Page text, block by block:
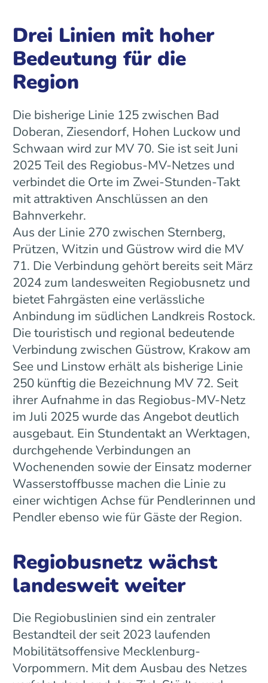
Drei Linien mit hoher
Bedeutung für die
Region
Die bisherige Linie 125 zwischen Bad
Doberan, Ziesendorf, Hohen Luckow und
Schwaan wird zur MV 70. Sie ist seit Juni
2025 Teil des Regiobus-MV-Netzes und
verbindet die Orte im Zwei-Stunden-Takt
mit attraktiven Anschlüssen an den
Bahnverkehr.
Aus der Linie 270 zwischen Sternberg,
Prützen, Witzin und Güstrow wird die MV
71. Die Verbindung gehört bereits seit März
2024 zum landesweiten Regiobusnetz und
bietet Fahrgästen eine verlässliche
Anbindung im südlichen Landkreis Rostock.
Die touristisch und regional bedeutende
Verbindung zwischen Güstrow, Krakow am
See und Linstow erhält als bisherige Linie
250 künftig die Bezeichnung MV 72. Seit
ihrer Aufnahme in das Regiobus-MV-Netz
im Juli 2025 wurde das Angebot deutlich
ausgebaut. Ein Stundentakt an Werktagen,
durchgehende Verbindungen an
Wochenenden sowie der Einsatz moderner
Wasserstoffbusse machen die Linie zu
einer wichtigen Achse für Pendlerinnen und
Pendler ebenso wie für Gäste der Region.
Regiobusnetz wächst
landesweit weiter
Die Regiobuslinien sind ein zentraler
Bestandteil der seit 2023 laufenden
Mobilitätsoffensive Mecklenburg-
Vorpommern. Mit dem Ausbau des Netzes